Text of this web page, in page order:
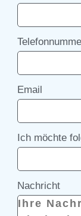
Email
Ich möchte
Nachricht